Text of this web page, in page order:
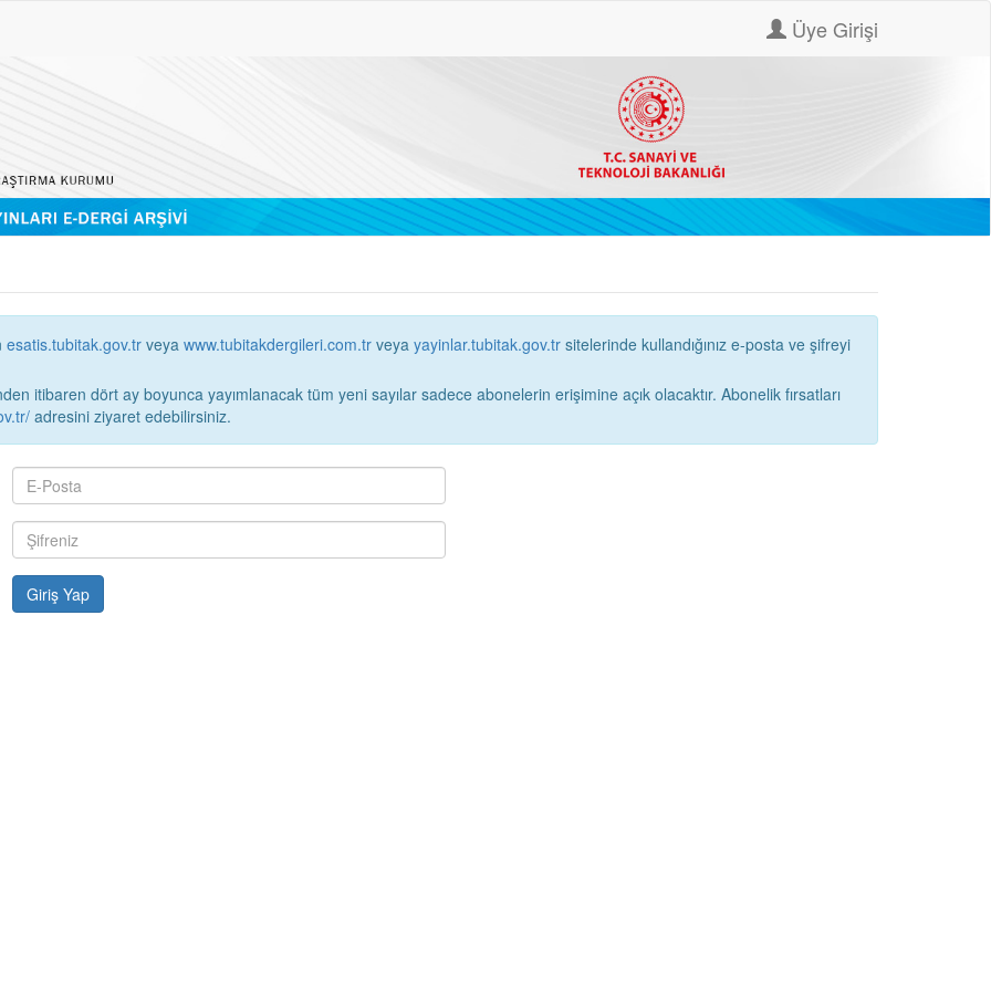
Üye Girişi
esatis.tubitak.gov.tr veya www.tubitakdergileri.com.tr veya yayinlar.tubitak.gov.tr
itibaren dört ay boyunca yayımlanacak tüm yeni sayılar sadece abonelerin erişimine açık olacaktır. Abonelik fırsatları
adresini ziyaret edebilirsiniz.